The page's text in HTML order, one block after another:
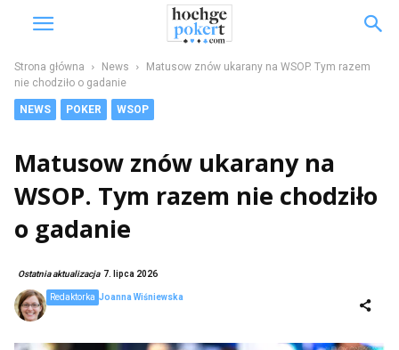
Strona główna News
Matusow znów ukarany na WSOP. Tym razem
nie chodziło o gadanie
NEWS POKER WSOP
Matusow znów ukarany na
WSOP. Tym razem nie chodziło
o gadanie
Ostatnia aktualizacja 7. lipca 2026
Joanna Wiśniewska
Redaktorka